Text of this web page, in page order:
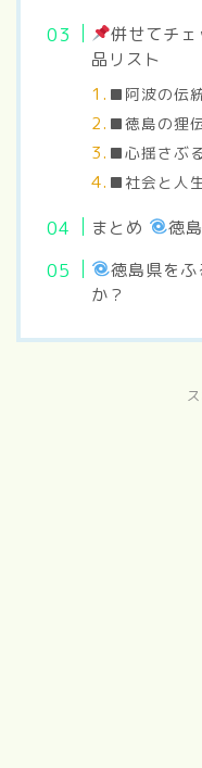
併せてチ
品リスト
■阿波の伝
■徳島の狸
■心揺さぶ
■社会と人
まとめ
徳
徳島県を
か？